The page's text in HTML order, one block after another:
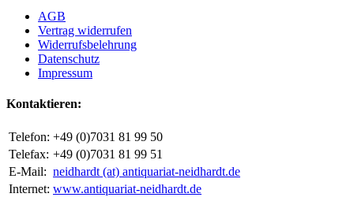
AGB
Vertrag widerrufen
Widerrufsbelehrung
Datenschutz
Impressum
Kontaktieren:
Telefon: +49 (0)7031 81 99 50
Telefax: +49 (0)7031 81 99 51
E-Mail: neidhardt (at) antiquariat-neidhardt.de
Internet: www.antiquariat-neidhardt.de